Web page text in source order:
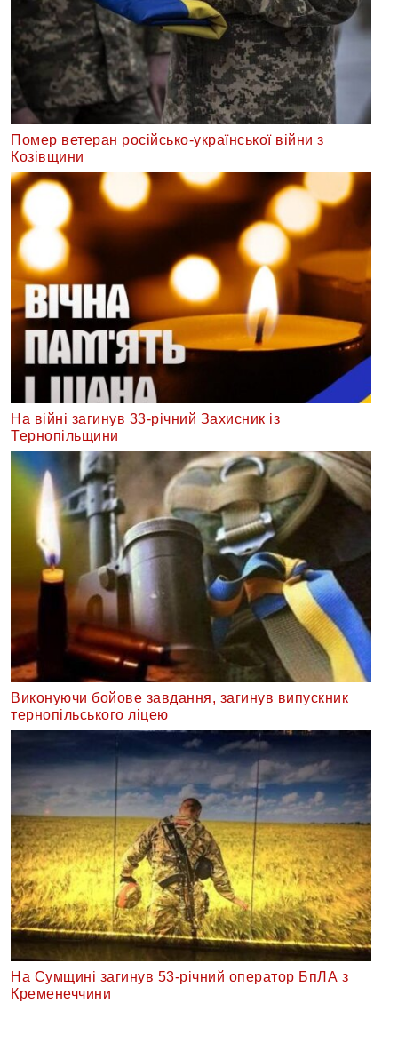
Помер ветеран російсько-української війни з
Козівщини
На війні загинув 33-річний Захисник із
Тернопільщини
Виконуючи бойове завдання, загинув випускник
тернопільського ліцею
На Сумщині загинув 53-річний оператор БпЛА з
Кременеччини